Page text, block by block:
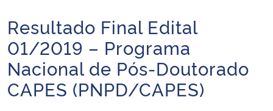
Ministério da Infraestrutura
Ministério da Agricultura, Pecuária e Abastecimento
Ministério da Educação
Início do conteúdo
Resultado Final Edital
01/2019 – Programa
Nacional de Pós-Doutorado
CAPES (PNPD/CAPES)